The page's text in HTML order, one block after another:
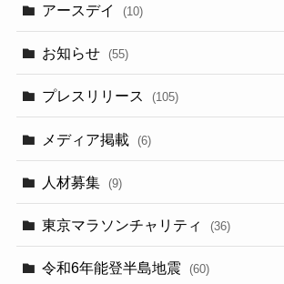
アースデイ (10)
お知らせ (55)
プレスリリース (105)
メディア掲載 (6)
人材募集 (9)
東京マラソンチャリティ (36)
令和6年能登半島地震 (60)